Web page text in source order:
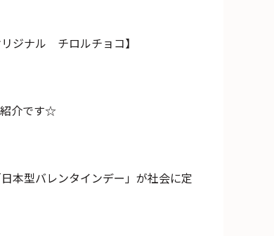
ジナル チロルチョコ】
介です☆
本型バレンタインデー」が社会に定